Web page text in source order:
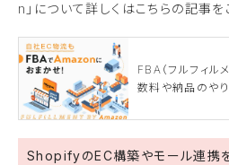
n」について詳しくはこちらの記事を
FBA（フルフィ
数料や納品のや
ShopifyのEC構築やモール連携を